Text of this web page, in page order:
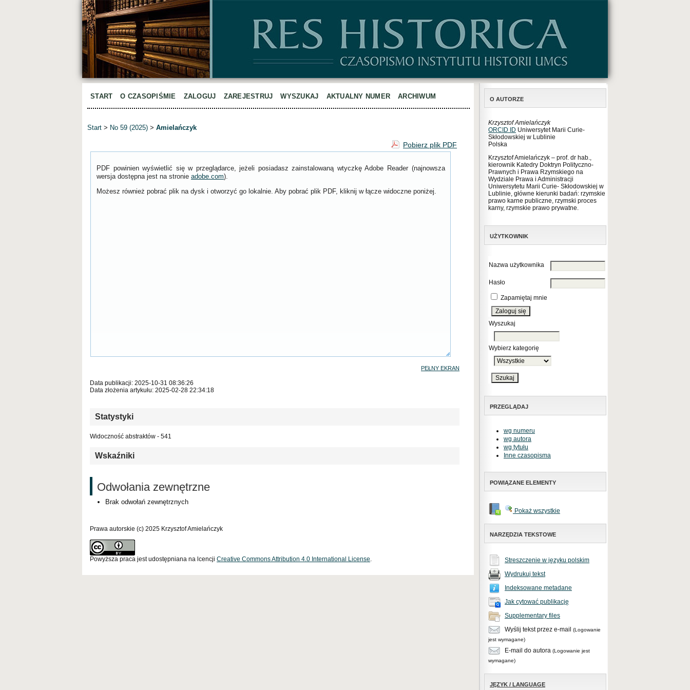
O AUTORZE
Krzysztof Amielańczyk
ORCID ID Uniwersytet Marii Curie-
Skłodowskiej w Lublinie
Polska
Krzysztof Amielańczyk – prof. dr hab.,
kierownik Katedry Doktryn Polityczno-
Prawnych i Prawa Rzymskiego na
Wydziale Prawa i Administracji
Uniwersytetu Marii Curie- Skłodowskiej w
Lublinie, główne kierunki badań: rzymskie
prawo karne publiczne, rzymski proces
karny, rzymskie prawo prywatne.
UŻYTKOWNIK
Nazwa użytkownika
Hasło
Zapamiętaj mnie
Wyszukaj
Wybierz kategorię
PRZEGLĄDAJ
wg numeru
wg autora
wg tytułu
Inne czasopisma
POWIĄZANE ELEMENTY
Pokaż wszystkie
NARZĘDZIA TEKSTOWE
Streszczenie w języku polskim
Wydrukuj tekst
Indeksowane metadane
Jak cytować publikację
Supplementary files
Wyślij tekst przez e-mail
(Logowanie
jest wymagane)
E-mail do autora (Logowanie jest
wymagane)
JĘZYK / LANGUAGE
START O CZASOPIŚMIE ZALOGUJ ZAREJESTRUJ WYSZUKAJ AKTUALNY NUMER ARCHIWUM
Start > No 59 (2025) > Amielańczyk
Pobierz plik PDF
PDF powinien wyświetlić się w przeglądarce, jeżeli posiadasz zainstalowaną wtyczkę Adobe Reader (najnowsza
wersja dostępna jest na stronie adobe.com).
Możesz również pobrać plik na dysk i otworzyć go lokalnie. Aby pobrać plik PDF, kliknij w łącze widoczne poniżej.
PEŁNY EKRAN
Data publikacji: 2025-10-31 08:36:26
Data złożenia artykułu: 2025-02-28 22:34:18
Statystyki
Widoczność abstraktów - 541
Wskaźniki
Odwołania zewnętrzne
Brak odwołań zewnętrznych
Prawa autorskie (c) 2025 Krzysztof Amielańczyk
Powyższa praca jest udostępniana na lcencji Creative Commons Attribution 4.0 International License.